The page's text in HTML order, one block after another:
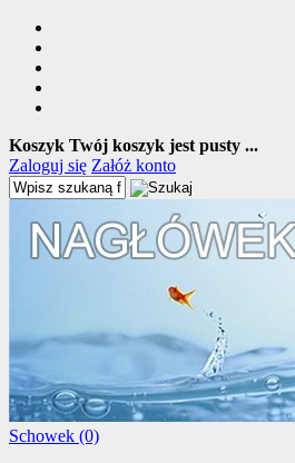
Koszyk Twój koszyk jest pusty ...
Zaloguj się Załóż konto
Schowek (0)